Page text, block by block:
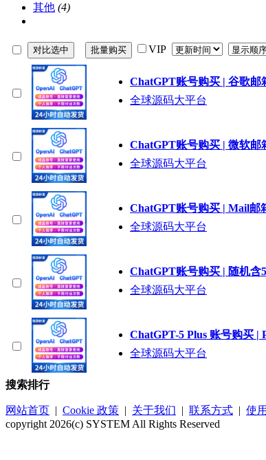
其他 (4)
VIP
ChatGPT账号购买 | 谷歌邮
全球源码大平台
ChatGPT账号购买 | 微软邮
全球源码大平台
ChatGPT账号购买 | Mail邮
全球源码大平台
ChatGPT账号购买 | 随机含
全球源码大平台
ChatGPT-5 Plus 账号购买 |
全球源码大平台
搜索排行
网站首页 | Cookie 政策 | 关于我们 | 联系方式 | 使
copyright 2026(c) SYSTEM All Rights Reserved